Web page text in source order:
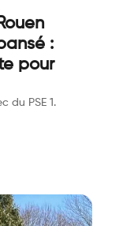
:
pour
du PSE 1.